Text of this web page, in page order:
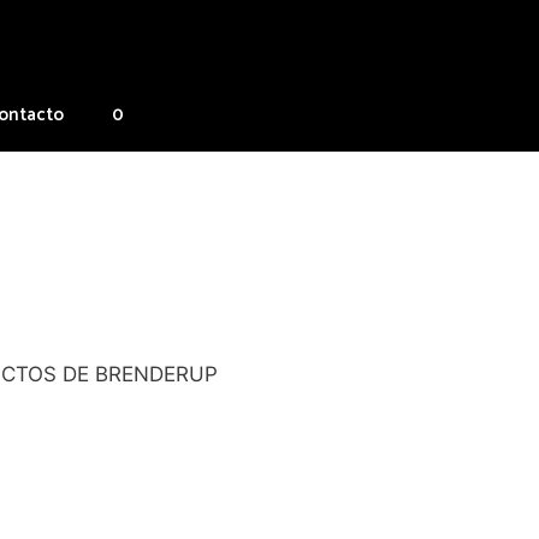
0
DE BRENDERUP